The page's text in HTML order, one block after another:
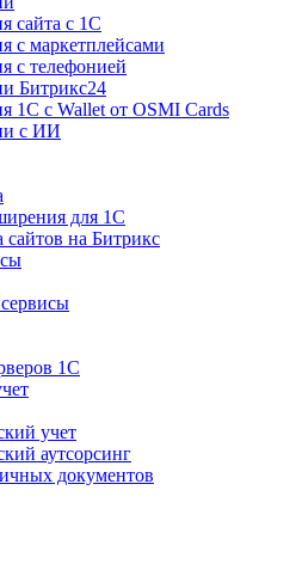
сайта с 1С
с маркетплейсами
с телефонией
Битрикс24
1С с Wallet от OSMI Cards
с ИИ
для 1С
сайтов на Битрикс
1С
учет
аутсорсинг
документов